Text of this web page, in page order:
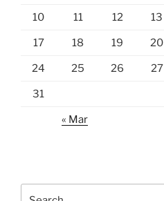
10 11 12 13
17 18 19 20
24 25 26 27
31
« Mar